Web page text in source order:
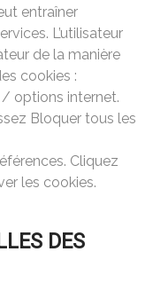
entraîner
L’utilisateur
de la manière
cookies :
options internet.
Bloquer tous les
Cliquez
les cookies.
DES